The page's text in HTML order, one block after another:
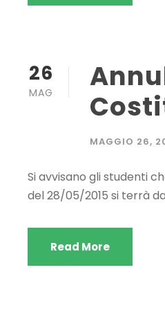
26
MAG
MAGGIO 26,
Si avvisano gli studenti
del 28/05/2015 si terrà
Read More